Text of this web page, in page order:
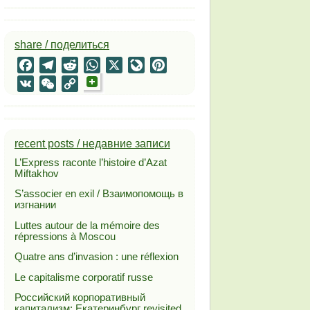
share / поделиться
FacebookTelegramRedditWhatsApp LiveJournal
VK
WeChat
Copy
recent posts / недавние записи
L’Express raconte l’histoire d’Azat
Miftakhov
S’associer en exil / Взаимопомощь в
изгнании
Luttes autour de la mémoire des
répressions à Moscou
Quatre ans d’invasion : une réflexion
Le capitalisme corporatif russe
Российский корпоративный